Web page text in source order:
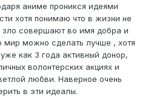
аниме проникся идеями
хотя понимаю что в жизни не
зло совершают во имя добра и
мир можно сделать лучше , хотя
как 3 года активный донор,
волонтерских акциях и
любви. Наверное очень
в эти идеалы.